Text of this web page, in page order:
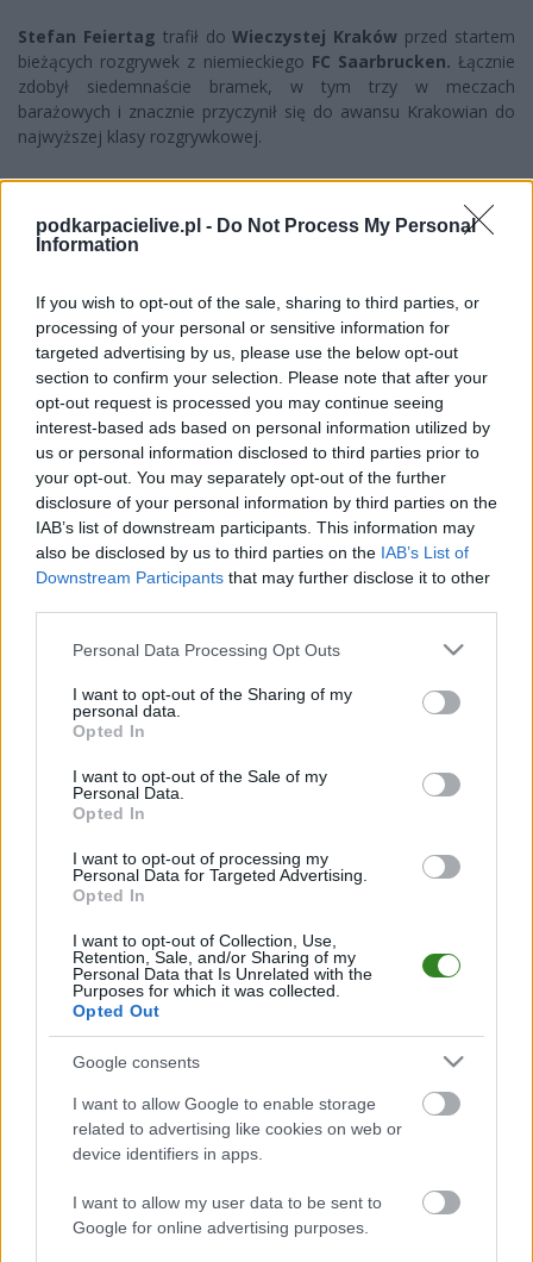
podkarpacielive.pl - Do Not Process My Personal
Information
If you wish to opt-out of the sale, sharing to third parties, or
processing of your personal or sensitive information for
targeted advertising by us, please use the below opt-out
section to confirm your selection. Please note that after your
opt-out request is processed you may continue seeing
interest-based ads based on personal information utilized by
us or personal information disclosed to third parties prior to
your opt-out. You may separately opt-out of the further
disclosure of your personal information by third parties on the
IAB’s list of downstream participants. This information may
also be disclosed by us to third parties on the IAB’s List of
Downstream Participants that may further disclose it to other
Please note that this website/app uses one or more Google
not limited to your visit or usage behaviour. You may click to
grant or deny consent to Google and its third-party tags to
use your data for below specified purposes in below Google
consent section.
Personal Data Processing Opt Outs
I want to opt-out of the Sharing of my
personal data.
Opted In
I want to opt-out of the Sale of my
Personal Data.
Opted In
I want to opt-out of processing my
Personal Data for Targeted Advertising.
Opted In
I want to opt-out of Collection, Use,
Retention, Sale, and/or Sharing of my
Personal Data that Is Unrelated with the
Purposes for which it was collected.
Opted Out
Google consents
I want to allow Google to enable storage
related to advertising like cookies on web or
device identifiers in apps.
I want to allow my user data to be sent to
Google for online advertising purposes.
Stefan Feiertag trafił do Wieczystej Kraków przed startem
bieżących rozgrywek z niemieckiego FC Saarbrucken. Łącznie
zdobył siedemnaście bramek, w tym trzy w meczach
barażowych i znacznie przyczynił się do awansu Krakowian do
najwyższej klasy rozgrywkowej.
24-letni Austriak był kluczowym zawodnikiem w zespole
oraz liderem całej ofensywy. W
przeszłościStefan Feiertagodnotował również jedną rundę
Więcej o lidze: Ekstraklasa
CZYTAJ TAKŻE
Motor Lublin przegrał
w Szczecinie. Pogoń
2026-08-08 17:59
SKRÓT MECZU:
Radomiak Radom -
Górnik Zabrze 1-3
[WIDEO]
2026-07-29 18:49
Wieczysta Kraków -
Lech Poznań
transmisja na żywo.
Gdzie oglądać?
(01.08.2026)
KOMENTARZE
Uwaga!
Teraz komentarze są domyślnie ukryte, aby poprawić
komfort korzystania z serwisu. Kliknij przycisk
„Zobacz komentarze”, aby je wyświetlić i dołączyć do
Zobacz komentarze
NASTĘPNY ARTYKUŁ